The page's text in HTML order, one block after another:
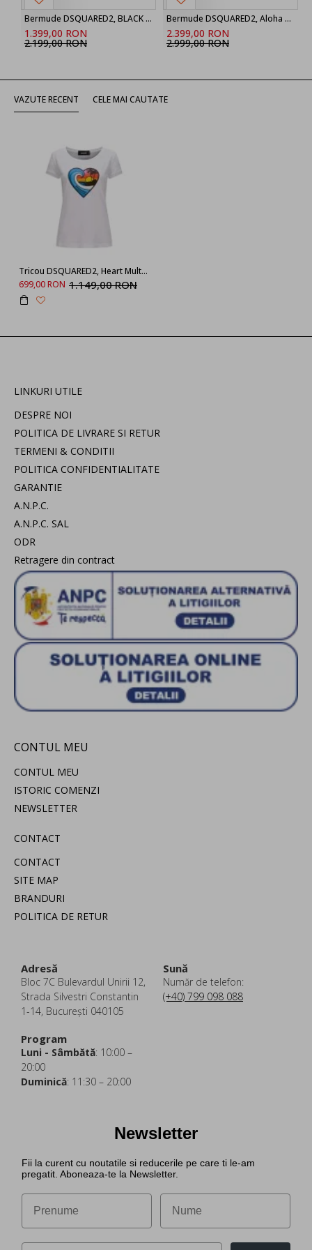
Bermude DSQUARED2, BLACK ‘Marine’ denim shorts
1.399,00 RON
2.199,00 RON
Bermude DSQUARED2, Aloha Souvenir Boxer Shorts
2.399,00 RON
2.999,00 RON
VAZUTE RECENT CELE MAI CAUTATE
Tricou DSQUARED2, Heart Multicolor Print, White
699,00 RON 1.149,00 RON
LINKURI UTILE
DESPRE NOI
POLITICA DE LIVRARE SI RETUR
TERMENI & CONDITII
POLITICA CONFIDENTIALITATE
GARANTIE
A.N.P.C.
A.N.P.C. SAL
ODR
Retragere din contract
CONTUL MEU
CONTUL MEU
ISTORIC COMENZI
NEWSLETTER
CONTACT
CONTACT
SITE MAP
BRANDURI
POLITICA DE RETUR
Adresă
Bloc 7C Bulevardul Unirii 12,
Strada Silvestri Constantin
1-14, București 040105
Sună
Număr de telefon:
(+40) 799 098 088
Program
Luni - Sâmbătă: 10:00 –
20:00
Duminică: 11:30 – 20:00
Newsletter
Fii la curent cu noutatile si reducerile pe care ti le-am
pregatit. Aboneaza-te la Newsletter.